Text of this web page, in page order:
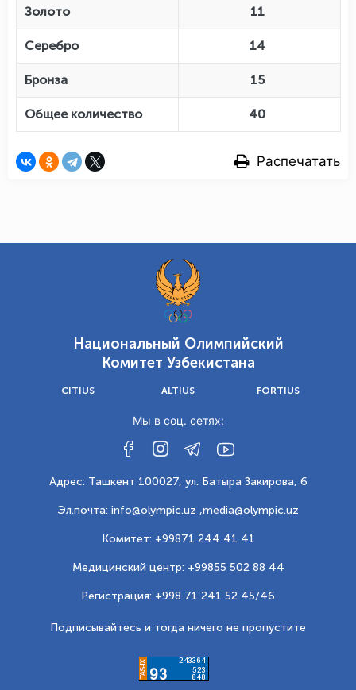
Золото
11
Серебро 14
Бронза 15
Общее количество 40
Распечатать
Национальный Олимпийский
Комитет Узбекистана
CITIUS ALTIUS FORTIUS
Мы в соц. сетях:
Адрес: Ташкент 100027, ул. Батыра Закирова, 6
Эл.почта: info@olympic.uz ,media@olympic.uz
Комитет: +99871 244 41 41
Медицинский центр: +99855 502 88 44
Регистрация: +998 71 241 52 45/46
Подписывайтесь и тогда ничего не пропустите